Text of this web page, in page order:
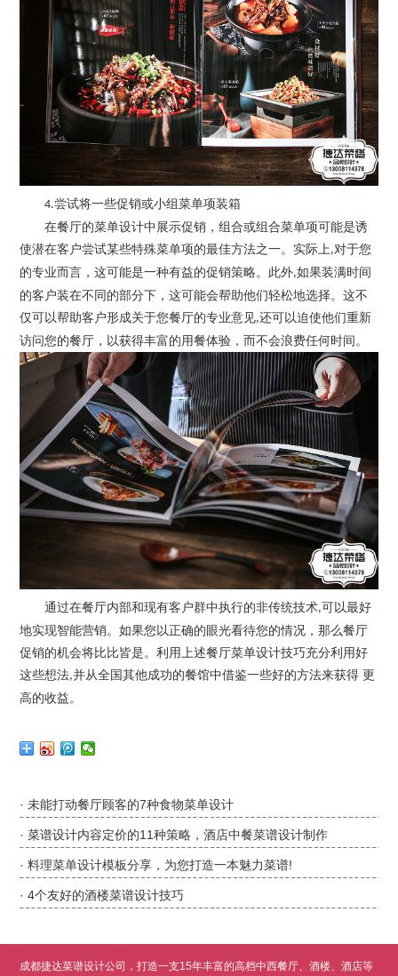
4.尝试将一些促销或小组菜单项装箱
在餐厅的菜单设计中展示促销，组合或组合菜单项可能是诱
使潜在客户尝试某些特殊菜单项的最佳方法之一。实际上 ,对于您
的专业而言，这可能是一种有益的促销策略。此外,如果装满时间
的客户装在不同的部分下，这可能会帮助他们轻松地选择。这不
仅可以帮助客户形成关于您餐厅的专业意见,还可以迫使他们重新
访问您的餐厅，以获得丰富的用餐体验，而不会浪费任何时间。
通过在餐厅内部和现有客户群中执行的非传统技术,可以最好
地实现智能营销。如果您以正确的眼光看待您的情况，那么餐厅
促销的机会将比比皆是。利用上述餐厅菜单设计技巧充分利用好
这些想法,并从全国其他成功的餐馆中借鉴一些好的方法来获得 更
高的收益。
· 未能打动餐厅顾客的7种食物菜单设计
· 菜谱设计内容定价的11种策略，酒店中餐菜谱设计制作
· 料理菜单设计模板分享，为您打造一本魅力菜谱!
· 4个友好的酒楼菜谱设计技巧
成都捷达菜谱设计公司，打造一支15年丰富的高档中西餐厅、酒楼、酒店等